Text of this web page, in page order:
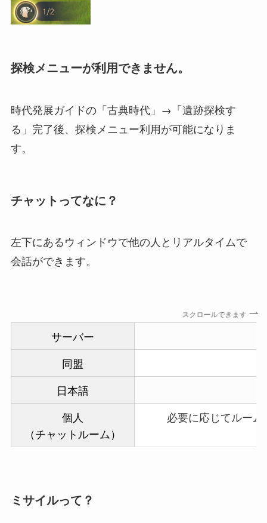
探検メニューが利用できません。
時代発展ガイドの「古典時代」→「遺跡探検す
る」完了後、探検メニュー利用が可能になりま
す。
チャットってなに？
左下にあるウィンドウで他の人とリアルタイムで
会話ができます。
スクロールできます
サーバー
同盟
日本語
個人
（チャットルーム）
必要に応じてルー
ミサイルって？